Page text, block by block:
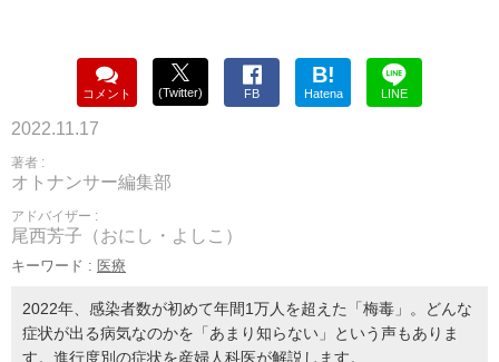
コメント (Twitter) FB
B!
Hatena LINE
2022.11.17
著者 :
オトナンサー編集部
アドバイザー :
尾西芳子（おにし・よしこ）
キーワード : 医療
2022年、感染者数が初めて年間1万人を超えた「梅毒」。どんな
症状が出る病気なのかを「あまり知らない」という声もありま
す。進行度別の症状を産婦人科医が解説します。